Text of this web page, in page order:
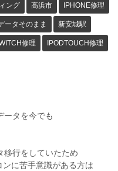
ング 高浜市 IPHONE修理
ータそのまま 新安城駅
修理 IPODTOUCH修理
ータを今でも
移行をしていたため
に苦手意識がある方は